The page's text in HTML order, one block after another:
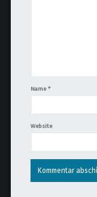
Name*
Website